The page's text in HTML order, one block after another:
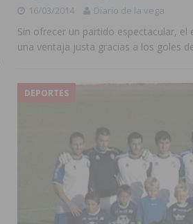
16/03/2014 Diario de la vega
Sin ofrecer un partido espectacular,
una ventaja justa gracias a los goles
DEPORTES